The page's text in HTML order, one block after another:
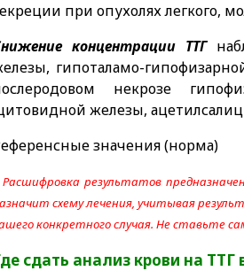
при опухолях легкого,
концентрации ТТГ
гипоталамо-
некрозе
железы,
значения (норма)
результатов
схему лечения, учитывая
конкретного случая. Не ставьте
сдать анализ крови на ТТГ